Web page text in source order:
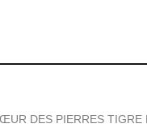
DES PIERRES TIGRE